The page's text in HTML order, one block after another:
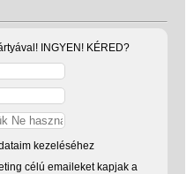
INGYEN! KÉRED?
kezeléséhez
célú emaileket kapjak a